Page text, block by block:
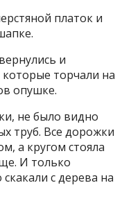
платок и
и
торчали на
опушке.
не было видно
труб. Все дорожки
а кругом стояла
И только
с дерева на